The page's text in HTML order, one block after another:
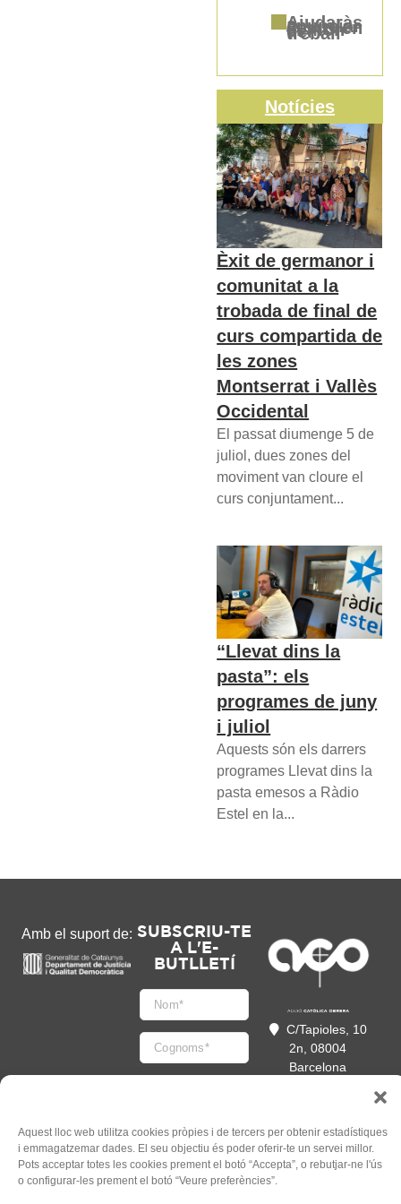
Aquest lloc web utilitza cookies pròpies i de tercers per obtenir estadístiques
i emmagatzemar dades. El seu objectiu és poder oferir-te un servei millor.
Pots acceptar totes les cookies prement el botó “Accepta”, o rebutjar-ne l'ús
o configurar-les prement el botó “Veure preferències”.
Ajudaràs a anunciar Jesús en el món del treball
Notícies
Èxit de germanor i
comunitat a la
trobada de final de
curs compartida de
les zones
Montserrat i Vallès
Occidental
El passat diumenge 5 de
juliol, dues zones del
moviment van cloure el
curs conjuntament...
“Llevat dins la
pasta”: els
programes de juny
i juliol
Aquests són els darrers
programes Llevat dins la
pasta emesos a Ràdio
Estel en la...
Amb el suport de: SUBSCRIU-TE
A L'E-
BUTLLETÍ
l'Informació legal
*
C/Tapioles, 10
2n, 08004
Barcelona